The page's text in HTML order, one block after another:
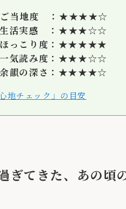
ご当地度 ：★★★★☆
生活実感 ：★★★☆☆
ほっこり度：★★★★★
一気読み度：★★★☆☆
余韻の深さ：★★★★☆
地チェック」の目安
ぎてきた、あの頃